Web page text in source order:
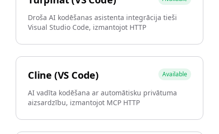
Droša AI kodēšanas asistenta integrācija tieši
Visual Studio Code, izmantojot HTTP
Cline (VS Code) Available
AI vadīta kodēšana ar automātisku privātuma
aizsardzību, izmantojot MCP HTTP